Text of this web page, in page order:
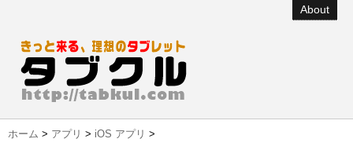
About
ホーム > アプリ > iOS アプリ >